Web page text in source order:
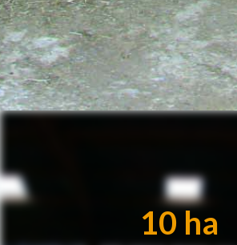
10 ha